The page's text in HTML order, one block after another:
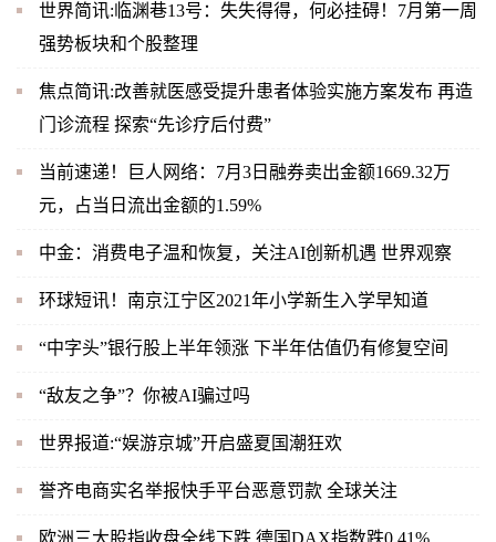
世界简讯:临渊巷13号：失失得得，何必挂碍！7月第一周
强势板块和个股整理
焦点简讯:改善就医感受提升患者体验实施方案发布 再造
门诊流程 探索“先诊疗后付费”
当前速递！巨人网络：7月3日融券卖出金额1669.32万
元，占当日流出金额的1.59%
中金：消费电子温和恢复，关注AI创新机遇 世界观察
环球短讯！南京江宁区2021年小学新生入学早知道
“中字头”银行股上半年领涨 下半年估值仍有修复空间
“敌友之争”？你被AI骗过吗
世界报道:“娱游京城”开启盛夏国潮狂欢
誉齐电商实名举报快手平台恶意罚款 全球关注
欧洲三大股指收盘全线下跌 德国DAX指数跌0.41%